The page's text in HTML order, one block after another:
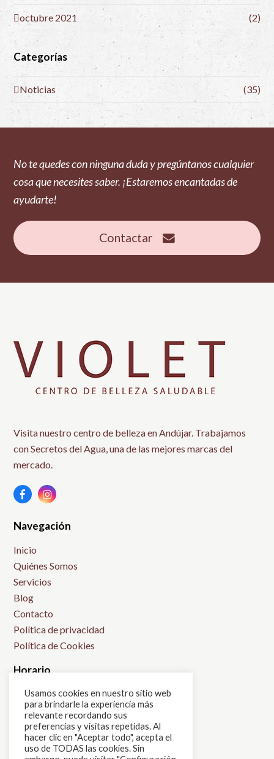
octubre 2021 (2)
Categorías
Noticias (35)
No te quedes con ninguna duda y pregúntanos cualquier
cosa que necesites saber. ¡Estaremos encantadas de
ayudarte!
Contactar
Visita nuestro centro de belleza en Andújar. Trabajamos
con Secretos del Agua, una de las mejores marcas del
mercado.
FacebookInstagram
Navegación
Inicio
Quiénes Somos
Servicios
Blog
Contacto
Política de privacidad
Política de Cookies
Horario
L: 9:00h-14:00h
M: 15:00h-21:00h
X: 9:00h-14:00h
J: 15:00h-21:00h
Usamos cookies en nuestro sitio web
para brindarle la experiencia más
relevante recordando sus
preferencias y visitas repetidas. Al
hacer clic en "Aceptar todo", acepta el
uso de TODAS las cookies. Sin